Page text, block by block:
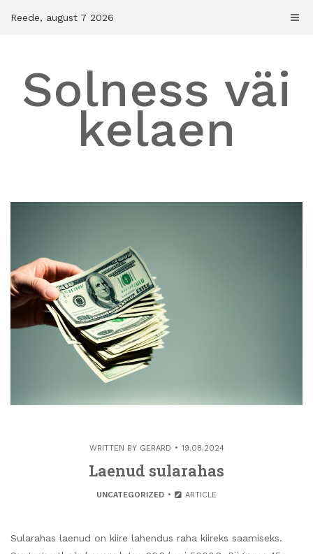
Reede, august 7 2026
Solness väi
kelaen
WRITTEN BY GERARD 19.08.2024
Laenud sularahas
UNCATEGORIZED ARTICLE
Sularahas laenud on kiire lahendus raha kiireks saamiseks.